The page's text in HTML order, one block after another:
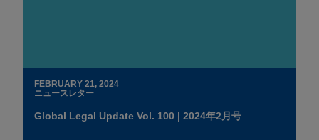
FEBRUARY 21, 2024
ニュースレター
Global Legal Update Vol. 100 | 2024年2月号